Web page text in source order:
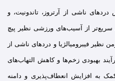
ناشی از آرتروز، تاندونیت، و
از آسیب‌های ورزشی نظیر پیچ
نظیر فیبرومیالژیا و دردهای ناشی از
بهبودی زخم‌ها و کاهش التهاب‌های
به افزایش انعطاف‌پذیری و دامنه